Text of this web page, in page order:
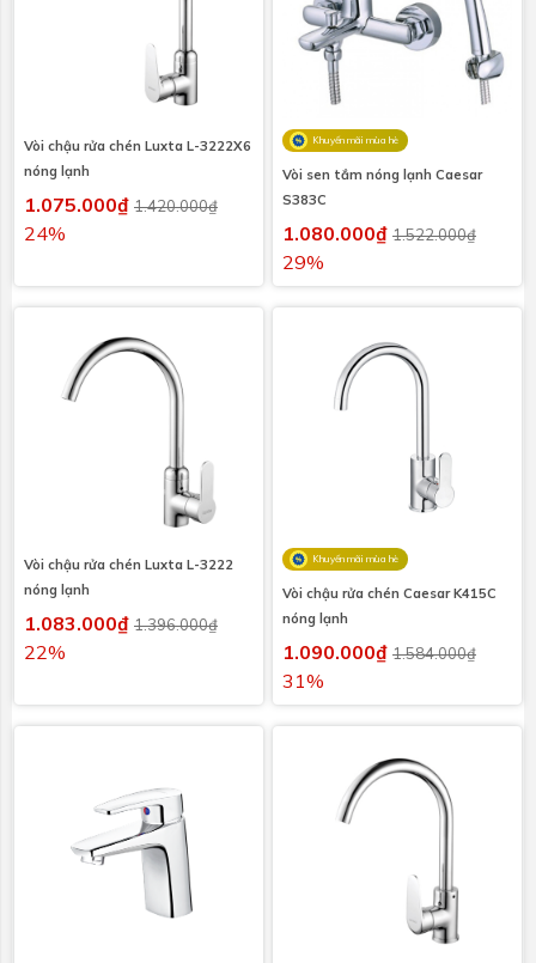
Vòi chậu rửa chén Luxta L-3222X6
nóng lạnh
1.075.000₫ 1.420.000₫
24%
Khuyến mãi mùa hè
Vòi sen tắm nóng lạnh Caesar
S383C
1.080.000₫ 1.522.000₫
29%
Vòi chậu rửa chén Luxta L-3222
nóng lạnh
1.083.000₫ 1.396.000₫
22%
Khuyến mãi mùa hè
Vòi chậu rửa chén Caesar K415C
nóng lạnh
1.090.000₫ 1.584.000₫
31%